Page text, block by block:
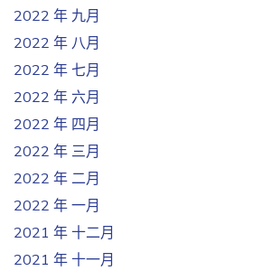
2022 年 九月
2022 年 八月
2022 年 七月
2022 年 六月
2022 年 四月
2022 年 三月
2022 年 二月
2022 年 一月
2021 年 十二月
2021 年 十一月